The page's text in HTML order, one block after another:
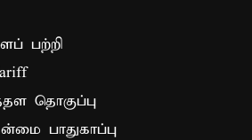
பற்றி
தொகுப்பு
பாதுகாப்பு